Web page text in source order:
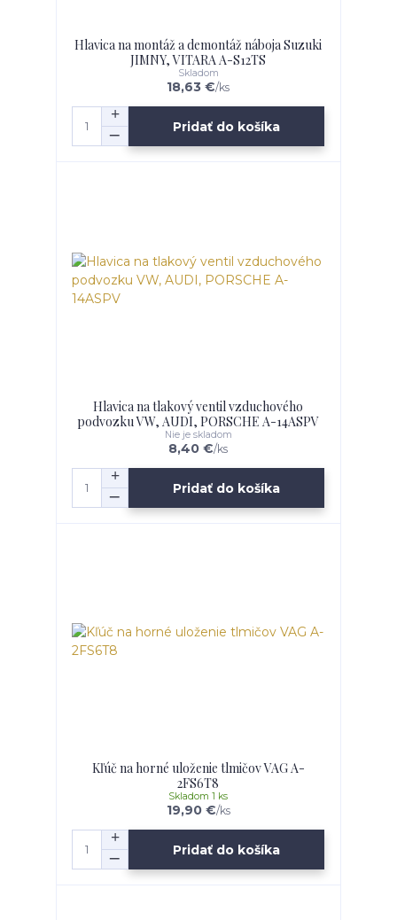
Hlavica na montáž a demontáž náboja Suzuki
JIMNY, VITARA A-S12TS
18,63 €/ks
Skladom
Pridať do košíka
Hlavica na tlakový ventil vzduchového
podvozku VW, AUDI, PORSCHE A-14ASPV
8,40 €/ks
Nie je skladom
Pridať do košíka
Kľúč na horné uloženie tlmičov VAG A-
2FS6T8
19,90 €/ks
Skladom 1 ks
Pridať do košíka